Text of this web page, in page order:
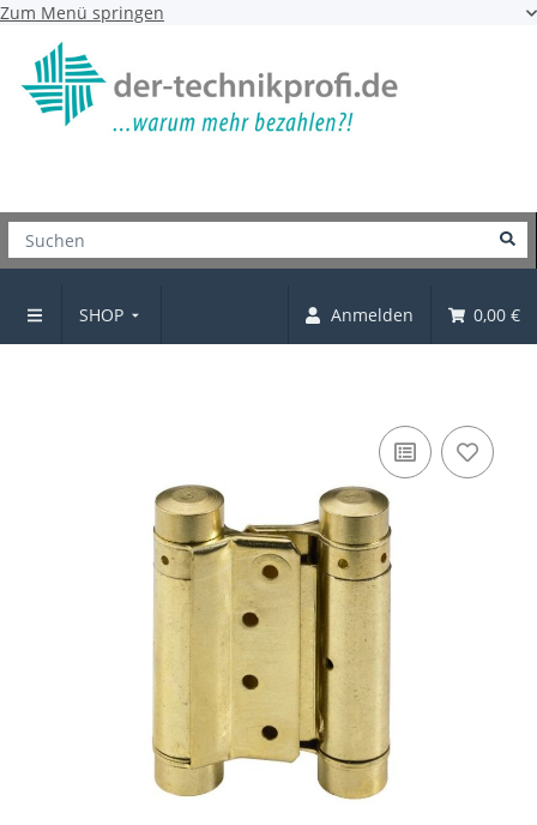
Zum Menü springen
SHOP Anmelden 0,00 €
Pendeltürbeschlag